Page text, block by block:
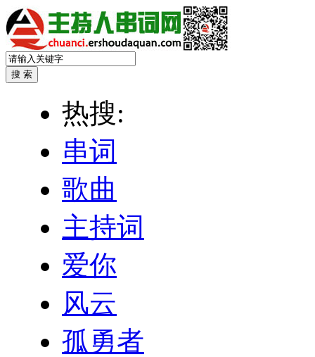
热搜:
串词
歌曲
主持词
爱你
风云
孤勇者